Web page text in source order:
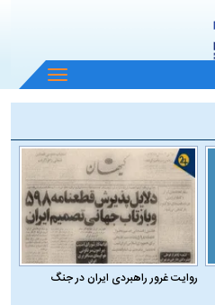
باز
و
منو
روایت غرور راهبردی ایران در جنگ